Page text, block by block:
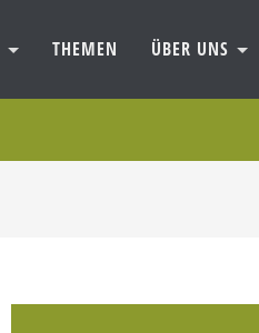
THEMEN ÜBER UNS